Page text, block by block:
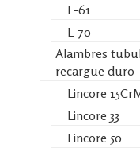
L-61
L-70
Alambres
recargue duro
Lincore
Lincore 33
Lincore 50